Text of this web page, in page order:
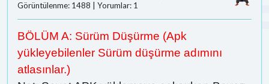
Görüntülenme: 1488 | Yorumlar: 1
BÖLÜM A: Sürüm Düşürme (Apk
yükleyebilenler Sürüm düşürme adımını
atlasınlar.)